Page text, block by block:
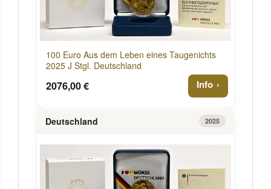
100 Euro Aus dem Leben eines Taugenichts
2025 J Stgl. Deutschland
2076,00 € Info
Deutschland 2025